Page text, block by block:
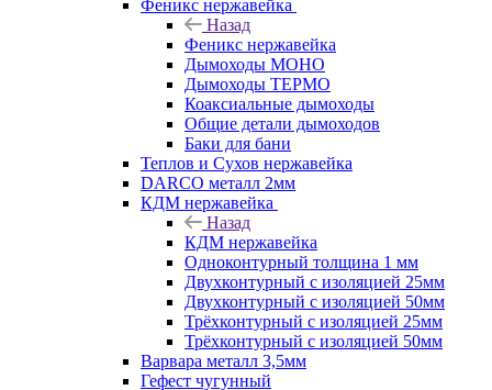
Феникс нержавейка
Назад
Феникс нержавейка
Дымоходы МОНО
Дымоходы ТЕРМО
Коаксиальные дымоходы
Общие детали дымоходов
Баки для бани
Теплов и Сухов нержавейка
DARCO металл 2мм
КДМ нержавейка
Назад
КДМ нержавейка
Одноконтурный толщина 1 мм
Двухконтурный с изоляцией 25мм
Двухконтурный с изоляцией 50мм
Трёхконтурный с изоляцией 25мм
Трёхконтурный с изоляцией 50мм
Варвара металл 3,5мм
Гефест чугунный